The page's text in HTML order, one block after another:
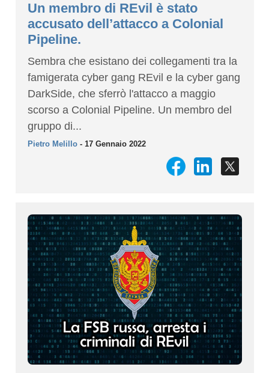
Un membro di REvil è stato
accusato dell’attacco a Colonial
Pipeline.
Sembra che esistano dei collegamenti tra la
famigerata cyber gang REvil e la cyber gang
DarkSide, che sferrò l'attacco a maggio
scorso a Colonial Pipeline. Un membro del
gruppo di...
Pietro Melillo- 17 Gennaio 2022